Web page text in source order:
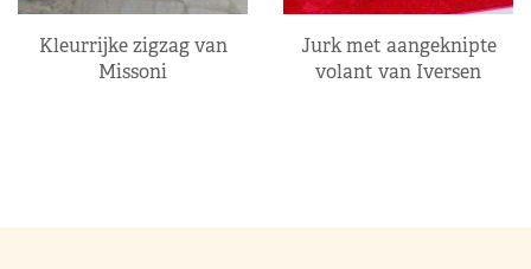
Kleurrijke zigzag van
Missoni
Jurk met aangeknipte
volant van Iversen